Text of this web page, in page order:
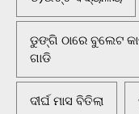
ଡୁଙ୍ଗି ଠାରେ ବୁଲେଟ
ଗାଡି
ଦୀର୍ଘ ମାସ ବିତିଲା